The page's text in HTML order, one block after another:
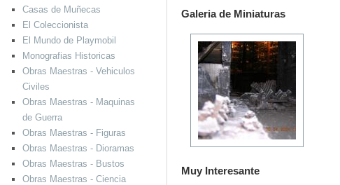
Galeria de Miniaturas
Muy Interesante
Casas de Muñecas
El Coleccionista
El Mundo de Playmobil
Monografias Historicas
Obras Maestras - Vehiculos
Civiles
Obras Maestras - Maquinas
de Guerra
Obras Maestras - Figuras
Obras Maestras - Dioramas
Obras Maestras - Bustos
Obras Maestras - Ciencia